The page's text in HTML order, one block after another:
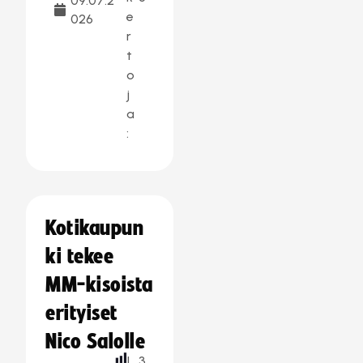
026
e
r
t
o
j
a
:
Kotikaupun
ki tekee
MM-kisoista
erityiset
Nico Salolle